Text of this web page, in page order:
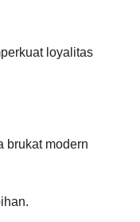
loyalitas
brukat modern